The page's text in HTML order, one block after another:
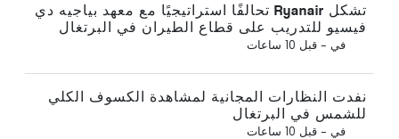
تشكل Ryanair تحالفًا استراتيجيًا مع معهد بياجيه دي
فيسيو للتدريب على قطاع الطيران في البرتغال
في - قبل 10 ساعات
نفدت النظارات المجانية لمشاهدة الكسوف الكلي
للشمس في البرتغال
في - قبل 10 ساعات